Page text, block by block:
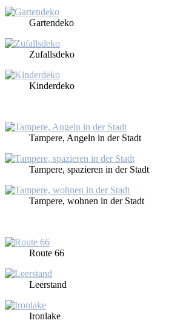
Gar­ten­de­ko
Zu­falls­de­ko
Kin­der­de­ko
Tam­pe­re, An­geln in der Stadt
Tam­pe­re, spa­zie­ren in der Stadt
Tam­pe­re, woh­nen in der Stadt
Rou­te 66
Leer­stand
Iron­la­ke